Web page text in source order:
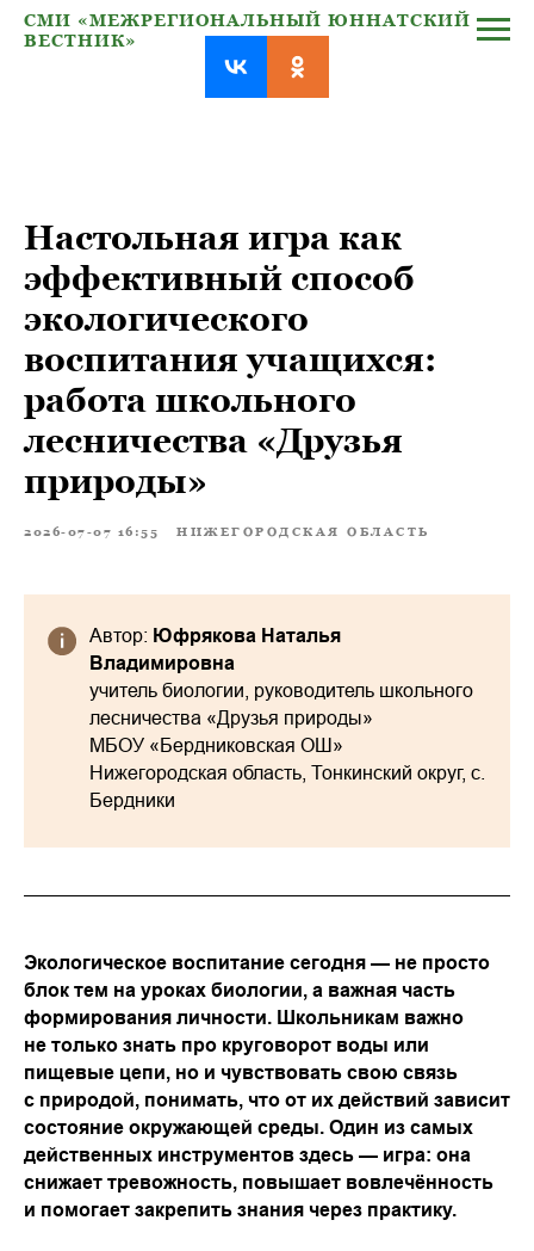
СМИ «МЕЖРЕГИОНАЛЬНЫЙ ЮННАТСКИЙ
ВЕСТНИК»
Настольная игра как
эффективный способ
экологического
воспитания учащихся:
работа школьного
лесничества «Друзья
природы»
2026-07-07 16:55 НИЖЕГОРОДСКАЯ ОБЛАСТЬ
Автор: Юфрякова Наталья
Владимировна
учитель биологии, руководитель школьного
лесничества «Друзья природы»
МБОУ «Бердниковская ОШ»
Нижегородская область, Тонкинский округ, с.
Бердники
Экологическое воспитание сегодня — не просто
блок тем на уроках биологии, а важная часть
формирования личности. Школьникам важно
не только знать про круговорот воды или
пищевые цепи, но и чувствовать свою связь
с природой, понимать, что от их действий зависит
состояние окружающей среды. Один из самых
действенных инструментов здесь — игра: она
снижает тревожность, повышает вовлечённость
и помогает закрепить знания через практику.